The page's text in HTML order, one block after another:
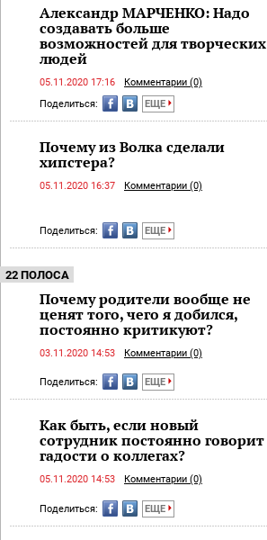
Александр МАРЧЕНКО: Надо
создавать больше
возможностей для творческих
людей
05.11.2020 17:16
Комментарии (0)
Поделиться:
ЕЩЕ
Почему из Волка сделали
хипстера?
05.11.2020 16:37 Комментарии (0)
Поделиться: ЕЩЕ
22 ПОЛОСА
Почему родители вообще не
ценят того, чего я добился,
постоянно критикуют?
03.11.2020 14:53 Комментарии (0)
Поделиться: ЕЩЕ
Как быть, если новый
сотрудник постоянно говорит
гадости о коллегах?
05.11.2020 14:53 Комментарии (0)
Поделиться: ЕЩЕ